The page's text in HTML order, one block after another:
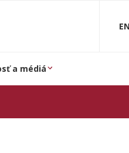
EN
a médiá